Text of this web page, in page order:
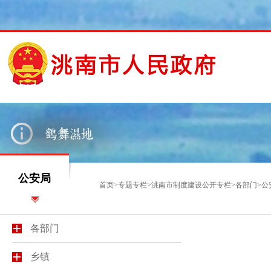
公安局
首页>专题专栏>洮南市制度建设公开专栏>各部门>公
各部门
乡镇